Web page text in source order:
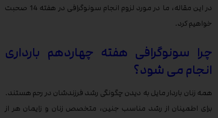
در این مقاله، ما در مورد لزوم انجام سونوگرافی در هفته 14 صحبت
خواهیم کرد.
چرا سونوگرافی هفته چهاردهم بارداری
انجام می شود؟
همه زنان باردار مایل به دیدن چگونگی رشد فرزندشان در رحم هستند.
برای اطمینان از رشد مناسب جنین، متخصص زنان و زایمان هر از